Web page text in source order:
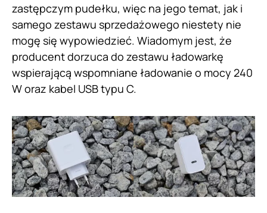
zastępczym pudełku, więc na jego temat, jak i
samego zestawu sprzedażowego niestety nie
mogę się wypowiedzieć. Wiadomym jest, że
producent dorzuca do zestawu ładowarkę
wspierającą wspomniane ładowanie o mocy 240
W oraz kabel USB typu C.